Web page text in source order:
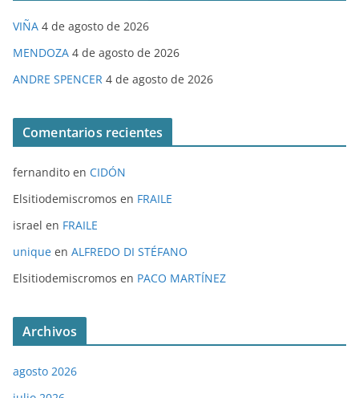
VIÑA 4 de agosto de 2026
MENDOZA 4 de agosto de 2026
ANDRE SPENCER 4 de agosto de 2026
Comentarios recientes
fernandito en CIDÓN
Elsitiodemiscromos en FRAILE
israel en FRAILE
unique en ALFREDO DI STÉFANO
Elsitiodemiscromos en PACO MARTÍNEZ
Archivos
agosto 2026